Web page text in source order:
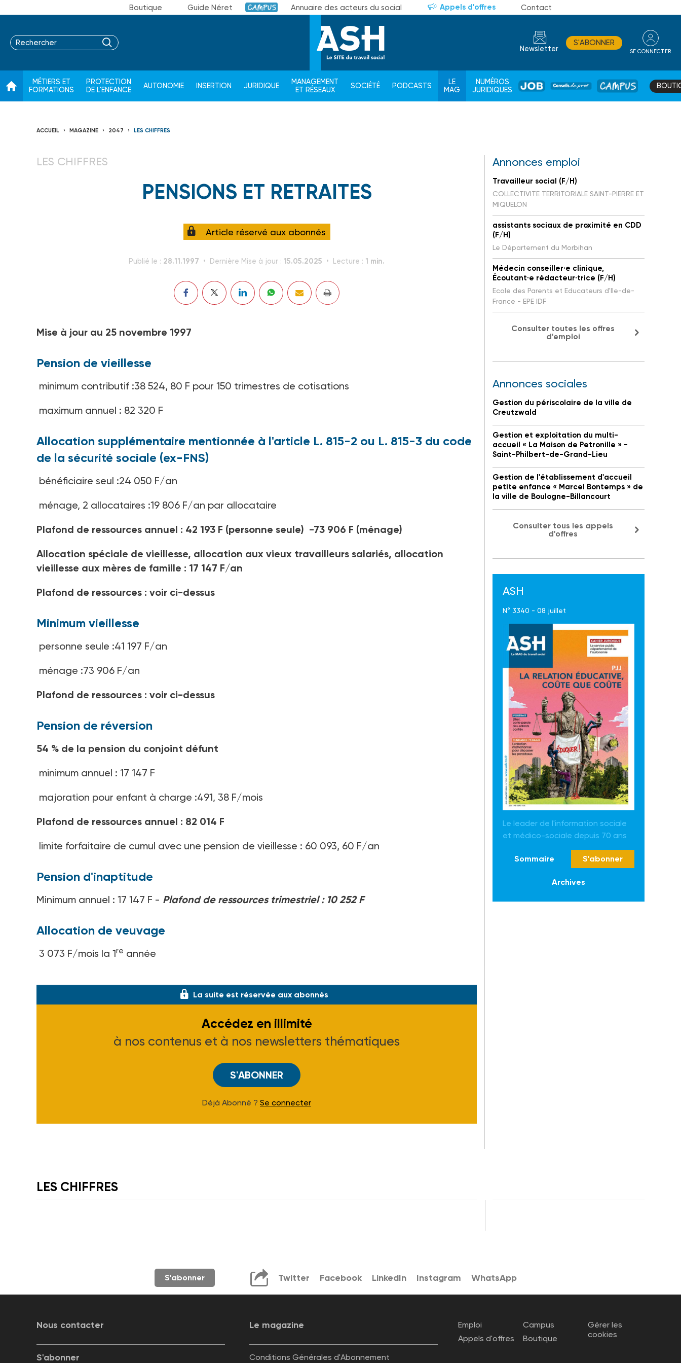
Boutique Guide Néret Campus Annuaire des acteurs du social Appels d'offres Contact
Newsletter
S'ABONNER
SE CONNECTER
MÉTIERS ET
FORMATIONS
PROTECTION
DE L'ENFANCE
AUTONOMIE INSERTION JURIDIQUE
MANAGEMENT
ET RÉSEAUX
SOCIÉTÉ PODCASTS
LE
MAG
NUMÉROS
JURIDIQUES
JOB
DE
CAMPUS
ACCUEIL MAGAZINE 2047 LES CHIFFRES
LES CHIFFRES
PENSIONS ET RETRAITES
Article réservé aux abonnés
Publié le : 28.11.1997 Dernière Mise à jour : 15.05.2025 Lecture : 1 min.
Mise à jour au 25 novembre 1997
Pension de vieillesse
minimum contributif :38 524, 80 F pour 150 trimestres de cotisations
maximum annuel : 82 320 F
Allocation supplémentaire mentionnée à l'article L. 815-2 ou L. 815-3 du code
de la sécurité sociale (ex-FNS)
bénéficiaire seul :24 050 F/an
ménage, 2 allocataires :19 806 F/an par allocataire
Plafond de ressources annuel : 42 193 F (personne seule) -73 906 F (ménage)
Allocation spéciale de vieillesse, allocation aux vieux travailleurs salariés, allocation
vieillesse aux mères de famille : 17 147 F/an
Plafond de ressources : voir ci-dessus
Minimum vieillesse
personne seule :41 197 F/an
ménage :73 906 F/an
Plafond de ressources : voir ci-dessus
Pension de réversion
54 % de la pension du conjoint défunt
minimum annuel : 17 147 F
majoration pour enfant à charge :491, 38 F/mois
Plafond de ressources annuel : 82 014 F
limite forfaitaire de cumul avec une pension de vieillesse : 60 093, 60 F/an
Pension d'inaptitude
Minimum annuel : 17 147 F - Plafond de ressources trimestriel : 10 252 F
Allocation de veuvage
3 073 F/mois la 1re année
La suite est réservée aux abonnés
Accédez en illimité
à nos contenus et à nos newsletters thématiques
S'ABONNER
Déjà Abonné ? Se connecter
Annonces emploi
Travailleur social (F/H)
COLLECTIVITE TERRITORIALE SAINT-PIERRE ET
MIQUELON
assistants sociaux de proximité en CDD
(F/H)
Le Département du Morbihan
Médecin conseiller·e clinique,
Écoutant·e rédacteur·trice (F/H)
Ecole des Parents et Educateurs d'Ile-de-
France - EPE IDF
Consulter toutes les offres
d'emploi
Annonces sociales
Gestion du périscolaire de la ville de
Creutzwald
Gestion et exploitation du multi-
accueil « La Maison de Petronille » -
Saint-Philbert-de-Grand-Lieu
Gestion de l'établissement d'accueil
petite enfance « Marcel Bontemps » de
la ville de Boulogne-Billancourt
Consulter tous les appels
d'offres
ASH
N° 3340 - 08 juillet
Le leader de l'information sociale
et médico-sociale depuis 70 ans
Sommaire S'abonner
Archives
LES CHIFFRES
S'abonner Twitter Facebook LinkedIn Instagram WhatsApp
Nous contacter Le magazine
S'abonner Conditions Générales d'Abonnement
Emploi
Appels d'offres
Campus
Boutique
Gérer les
cookies